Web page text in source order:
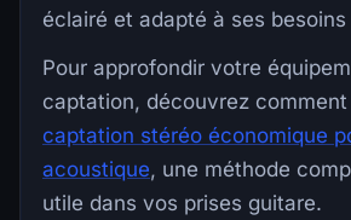
éclairé et adapté à ses
Pour approfondir votre
captation, découvrez comment
captation stéréo économique
acoustique, une méthode
utile dans vos prises guitare.